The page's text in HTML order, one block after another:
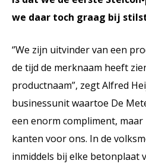
we daar toch graag bij
‘’We zijn uitvinder van een
de tijd de merknaam heeft
productnaam”, zegt Alfred
businessunit waartoe De
een enorm compliment,
kanten voor ons. In de
inmiddels bij elke betonplaat